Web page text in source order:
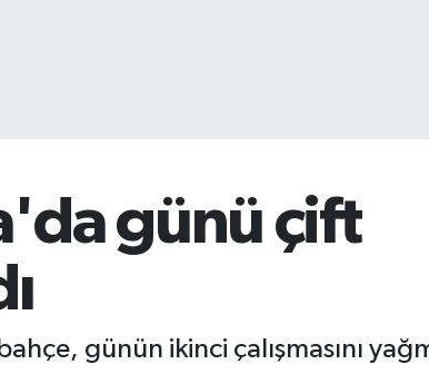
günü çift
günün ikinci çalışmasını